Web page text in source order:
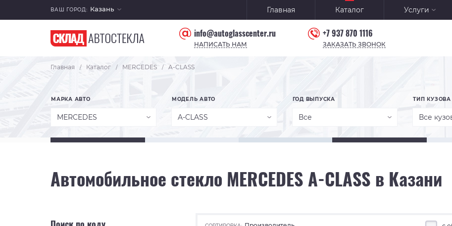
ВАШ ГОРОД: Казань Главная Каталог Услуги
info@autoglasscenter.ru
НАПИСАТЬ НАМ
+7 937 870 1116
ЗАКАЗАТЬ ЗВОНОК
Главная / Каталог / MERCEDES / A-CLASS
МАРКА АВТО
MERCEDES
МОДЕЛЬ АВТО
A-CLASS
ГОД ВЫПУСКА
Все
ТИП КУЗОВА
Все
Автомобильное стекло MERCEDES A-CLASS в Казани